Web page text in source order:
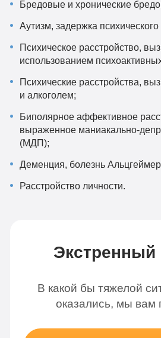
Бредовые и хронические
Аутизм, задержка
Психическое расстройство,
использованием
Психические расстройства,
и алкоголем;
Биполярное аффективное
выраженное маниакально-
(МДП);
Деменция, болезнь
Расстройство личности.
Экстренный
В какой бы тяжелой
оказались, мы вам